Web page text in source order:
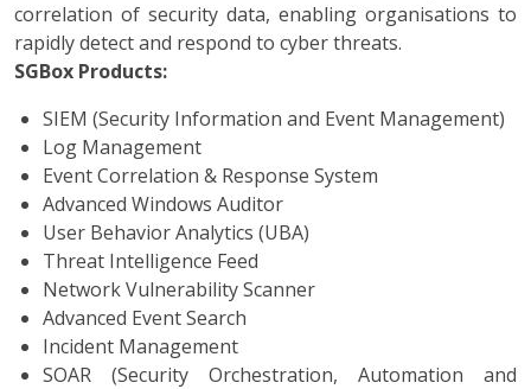
correlation of security data, enabling organisations to
rapidly detect and respond to cyber threats.
SGBox Products:
SIEM (Security Information and Event Management)
Log Management
Event Correlation & Response System
Advanced Windows Auditor
User Behavior Analytics (UBA)
Threat Intelligence Feed
Network Vulnerability Scanner
Advanced Event Search
Incident Management
SOAR (Security Orchestration, Automation and